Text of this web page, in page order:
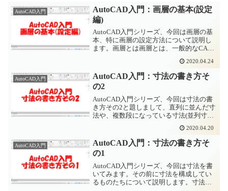
AutoCAD入門
AutoCAD入門：画層の基本(設定
編)
AutoCAD入門シリーズ、今回は画層の基
本、特に画層の設定方法について説明し
ます。画層とは画層とは、一般的なCAD
CADの図面は1枚の図面に見えますが、実
は複数の透明なシートが重なり合って構
成されている...
2020.04.24
AutoCAD入門
AutoCAD入門：寸法の書き方そ
の2
AutoCAD入門シリーズ、今回は寸法の書
き方その2と題しまして、直列に並んだ寸
法や、複数段になっている寸法(並列寸法)
寸法線、寸法の位置の修正などについて
説明します。基本的な寸法の書き方は以
下の記事をご...
2020.04.20
AutoCAD入門
AutoCAD入門：寸法の書き方そ
の1
AutoCAD入門シリーズ、今回は寸法を書
いてみます。その前に寸法を構成してい
るものたちについて説明します。寸法を